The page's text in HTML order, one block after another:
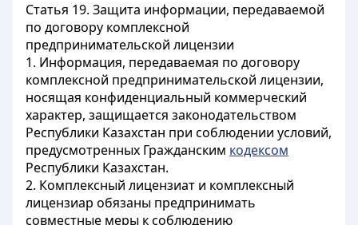
Статья 19. Защита информации, передаваемой
по договору комплексной
предпринимательской лицензии
1. Информация, передаваемая по договору
комплексной предпринимательской лицензии,
носящая конфиденциальный коммерческий
характер, защищается законодательством
Республики Казахстан при соблюдении условий,
предусмотренных Гражданским кодексом
Республики Казахстан.
2. Комплексный лицензиат и комплексный
лицензиар обязаны предпринимать
совместные меры к соблюдению